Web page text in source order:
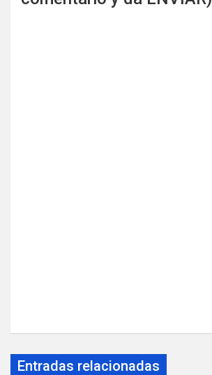
Entradas relacionadas